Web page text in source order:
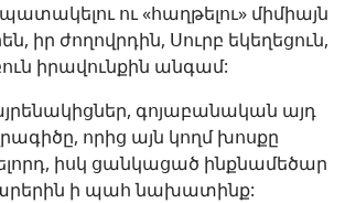
ու «հաղթելու» միմիայն
իր ժողովրդին, Սուրբ եկեղեցուն,
իրավունքին անգամ:
գոյաբանական այդ
որից այն կողմ խոսքը
իսկ ցանկացած ինքնամեծար
ի պահ նախատինք: